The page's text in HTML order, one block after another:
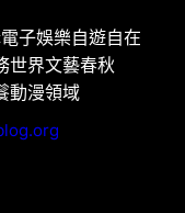
電子娛樂自遊自在
世界文藝春秋
動漫領域